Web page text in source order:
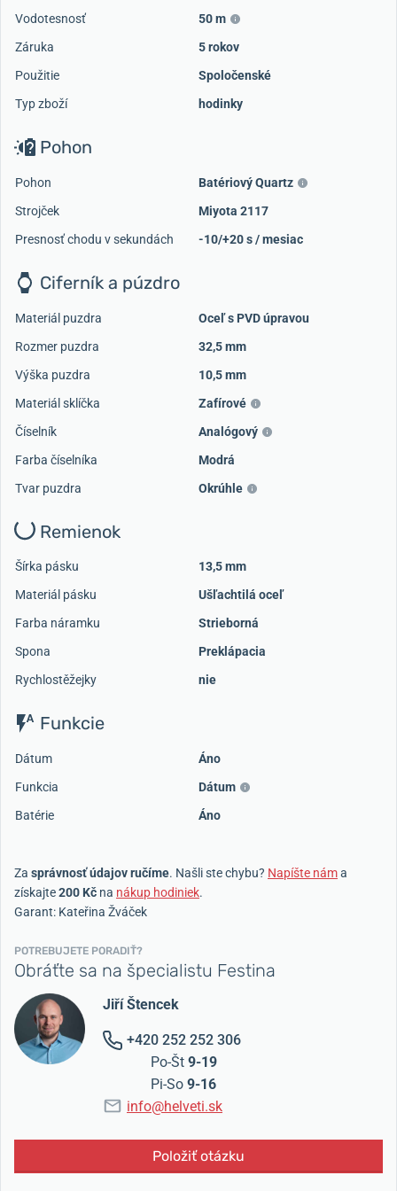
Vodotesnosť
50 m
Záruka
5 rokov
Použitie
Spoločenské
Typ zboží
hodinky
Pohon
Pohon
Batériový Quartz
Strojček
Miyota 2117
Presnosť chodu v sekundách
-10/+20 s / mesiac
Ciferník a púzdro
Materiál puzdra
Oceľ s PVD úpravou
Rozmer puzdra
32,5 mm
Výška puzdra
10,5 mm
Materiál sklíčka
Zafírové
Číselník
Analógový
Farba číselníka
Modrá
Tvar puzdra
Okrúhle
Remienok
Šírka pásku
13,5 mm
Materiál pásku
Ušľachtilá oceľ
Farba náramku
Strieborná
Spona
Preklápacia
Rychlostěžejky
nie
Funkcie
Dátum
Áno
Funkcia
Dátum
Batérie
Áno
Za správnosť údajov ručíme. Našli ste chybu? Napíšte náma
získajte200 Kč na nákup hodiniek.
Garant: Kateřina Žváček
POTREBUJETE PORADIŤ?
Obráťte sa na špecialistu Festina
Jiří Štencek
+420 252 252 306
Po-Št 9-19
Pi-So 9-16
info@helveti.sk
Položiť otázku